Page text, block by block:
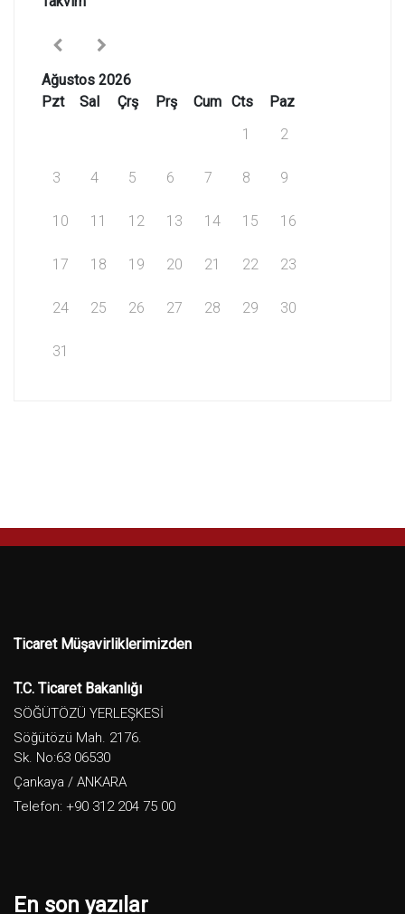
Ağustos 2026
Pzt
Sal Çrş Prş Cum Cts
Paz
1
2
3 4 5 6 7 8 9
10 11 12 13 14 15 16
17 18 19 20 21 22 23
24 25 26 27 28 29 30
31
Ticaret Müşavirliklerimizden
T.C. Ticaret Bakanlığı
SÖĞÜTÖZÜ YERLEŞKESİ
Söğütözü Mah. 2176.
Sk. No:63 06530
Çankaya / ANKARA
Telefon: +90 312 204 75 00
En son yazılar